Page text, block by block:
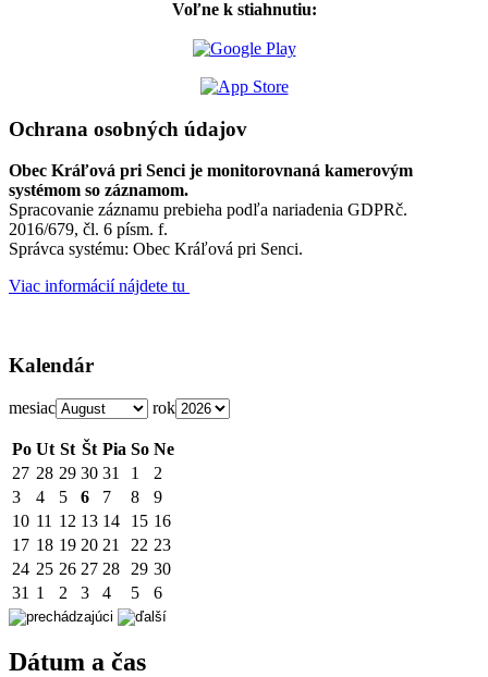
Voľne k stiahnutiu:
Ochrana osobných údajov
Obec Kráľová pri Senci je monitorovnaná kamerovým
systémom so záznamom.
Spracovanie záznamu prebieha podľa nariadenia GDPRč.
2016/679, čl. 6 písm. f.
Správca systému: Obec Kráľová pri Senci.
Viac informácií nájdete tu
Kalendár
mesiac rok
Po Ut St Št Pia So Ne
27 28 29 30 31 1
2
3
4 5 6 7 8
9
10 11 12 13 14 15 16
17 18 19 20 21 22 23
24 25 26 27 28 29 30
31 1 2 3 4 5 6
Dátum a čas